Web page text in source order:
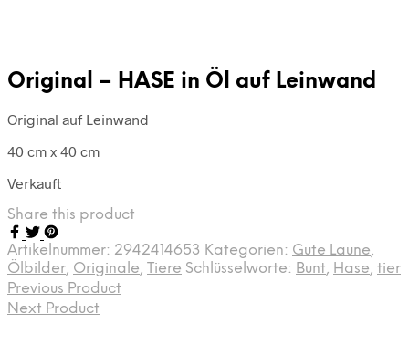
Original – HASE in Öl auf Leinwand
Original auf Leinwand
40 cm x 40 cm
Verkauft
Share this product
Artikelnummer: 2942414653 Kategorien: Gute Laune,
Ölbilder, Originale, Tiere Schlüsselworte: Bunt, Hase, tier
Previous Product
Next Product